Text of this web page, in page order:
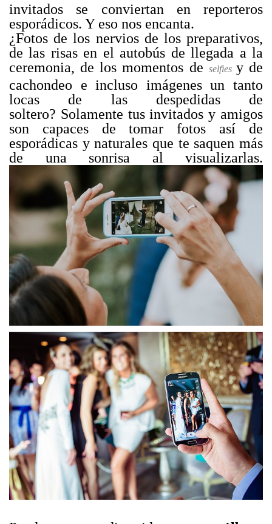
invitados se conviertan en reporteros
esporádicos. Y eso nos encanta.
¿Fotos de los nervios de los preparativos,
de las risas en el autobús de llegada a la
ceremonia, de los momentos de selfies y de
cachondeo e incluso imágenes un tanto
locas de las despedidas de
soltero? Solamente tus invitados y amigos
son capaces de tomar fotos así de
esporádicas y naturales que te saquen más
de una sonrisa al visualizarlas.